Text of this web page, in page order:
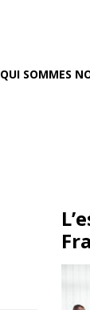
QUI SOMMES